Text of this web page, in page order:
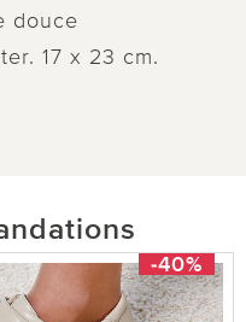
douce
17 x 23 cm.
-40%